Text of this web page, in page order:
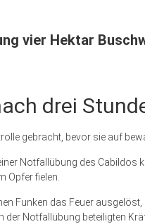
vier Hektar
drei
gebracht, bevor sie auf
Notfallübung des Cabildos
Opfer fielen.
Funken das Feuer
der Notfallübung beteiligten